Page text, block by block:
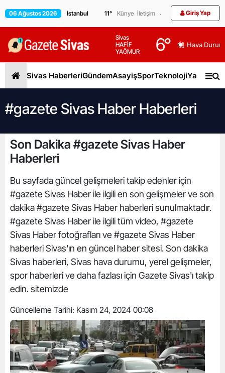
06 Ağustos 2026 11° Künye İletişim Giriş Yap
Sivas
HAFİF
YAĞMUR
6° Hava
Sivas HaberleriGündemAsayişSporTeknolojiYaşam
#gazete Sivas Haber Haberleri
Son Dakika #gazete Sivas Haber
Haberleri
Bu sayfada güncel gelişmeleri takip edenler için
#gazete Sivas Haber ile ilgili en son gelişmeler ve son
dakika #gazete Sivas Haber haberleri sunulmaktadır.
#gazete Sivas Haber ile ilgili tüm video, #gazete
Sivas Haber fotoğrafları ve #gazete Sivas Haber
haberleri Sivas'ın en güncel haber sitesi. Son dakika
Sivas haberleri, Sivas hava durumu, yerel gelişmeler,
spor haberleri ve daha fazlası için Gazete Sivas'ı takip
edin. sitemizde
Güncelleme Tarihi: Kasım 24, 2024 00:08